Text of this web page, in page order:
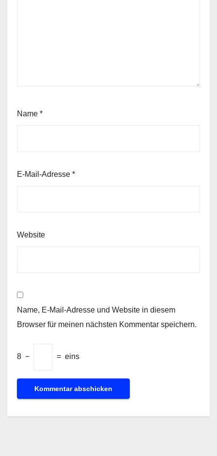
Name *
E-Mail-Adresse *
Website
Name, E-Mail-Adresse und Website in diesem
Browser für meinen nächsten Kommentar speichern.
8 − = eins